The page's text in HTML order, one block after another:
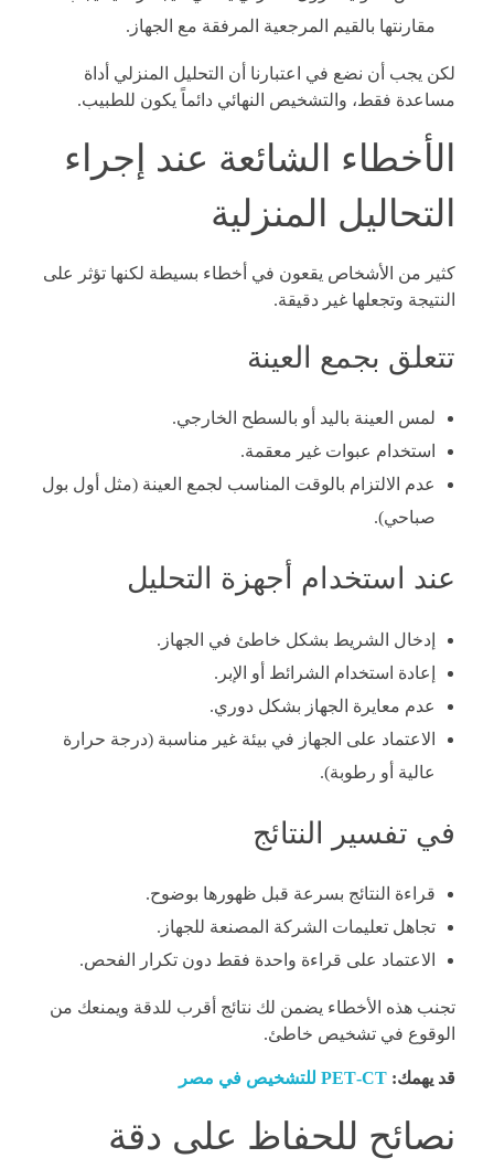
مقارنتها بالقيم المرجعية المرفقة مع الجهاز.
لكن يجب أن نضع في اعتبارنا أن التحليل المنزلي أداة
مساعدة فقط، والتشخيص النهائي دائماً يكون للطبيب.
الأخطاء الشائعة عند إجراء
التحاليل المنزلية
كثير من الأشخاص يقعون في أخطاء بسيطة لكنها تؤثر على
النتيجة وتجعلها غير دقيقة.
تتعلق بجمع العينة
لمس العينة باليد أو بالسطح الخارجي.
استخدام عبوات غير معقمة.
عدم الالتزام بالوقت المناسب لجمع العينة (مثل أول بول
صباحي).
عند استخدام أجهزة التحليل
إدخال الشريط بشكل خاطئ في الجهاز.
إعادة استخدام الشرائط أو الإبر.
عدم معايرة الجهاز بشكل دوري.
الاعتماد على الجهاز في بيئة غير مناسبة (درجة حرارة
عالية أو رطوبة).
في تفسير النتائج
قراءة النتائج بسرعة قبل ظهورها بوضوح.
تجاهل تعليمات الشركة المصنعة للجهاز.
الاعتماد على قراءة واحدة فقط دون تكرار الفحص.
تجنب هذه الأخطاء يضمن لك نتائج أقرب للدقة ويمنعك من
الوقوع في تشخيص خاطئ.
قد يهمك: PET‑CT للتشخيص في مصر
نصائح للحفاظ على دقة